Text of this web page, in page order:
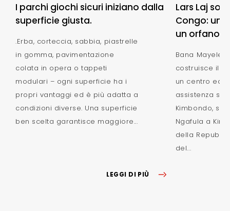
I parchi giochi sicuri iniziano dalla
superficie giusta.
.Erba, corteccia, sabbia, piastrelle
in gomma, pavimentazione
colata in opera o tappeti
modulari – ogni superficie ha i
propri vantaggi ed è più adatta a
condizioni diverse. Una superficie
ben scelta garantisce maggiore...
LEGGI DI PIÙ
Lars Laj
Congo: un
un
Bana Mayele
costruisce il
un centro
assistenza
Kimbondo,
Ngafula a
della
del...